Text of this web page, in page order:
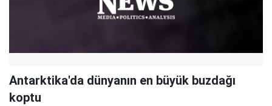
Antarktika'da dünyanın en büyük buzdağı
koptu